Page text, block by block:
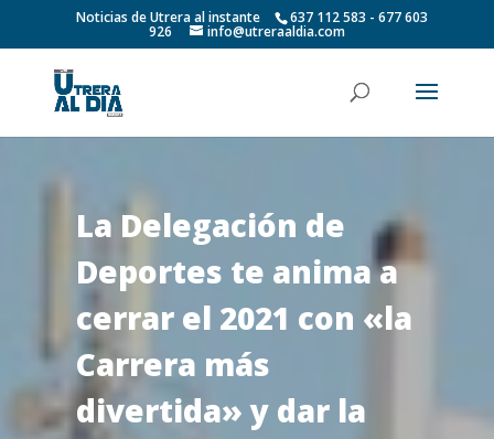
Noticias de Utrera al instante 637 112 583 - 677 603
926 info@utreraaldia.com
La Delegación de
Deportes te anima a
cerrar el 2021 con «la
Carrera más
divertida» y dar la